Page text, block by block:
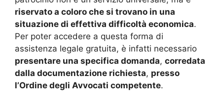
riservato a coloro che si trovano in una
situazione di effettiva difficoltà economica.
Per poter accedere a questa forma di
assistenza legale gratuita, è infatti necessario
presentare una specifica domanda, corredata
dalla documentazione richiesta, presso
l’Ordine degli Avvocati competente.